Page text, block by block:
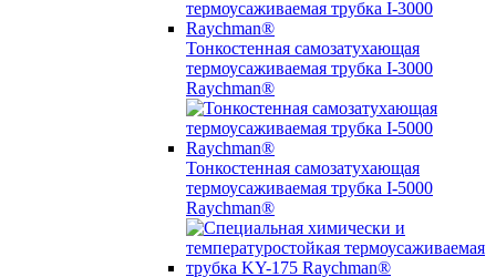
Тонкостенная самозатухающая
термоусаживаемая трубка I-3000
Raychman®
Тонкостенная самозатухающая
термоусаживаемая трубка I-5000
Raychman®